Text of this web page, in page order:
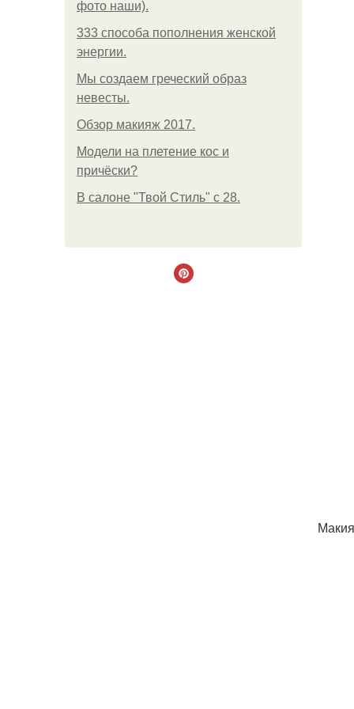
фото наши).
333 способа пополнения женской
энергии.
Мы создаем греческий образ
невесты.
Обзор макияж 2017.
Модели на плетение кос и
причёски?
В салоне "Твой Стиль" с 28.